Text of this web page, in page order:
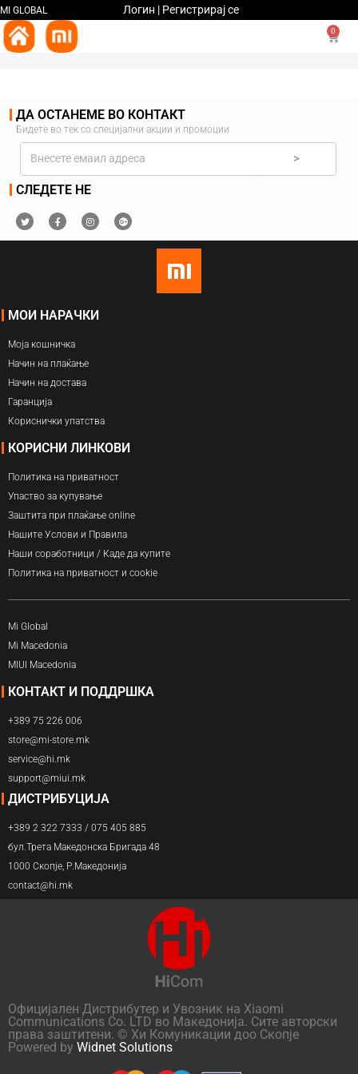
MI GLOBAL Логин | Регистрирај се
0
ДА ОСТАНЕМЕ ВО КОНТАКТ
Бидете во тек со специјални акции и промоции
>
СЛЕДЕТЕ НЕ
МОИ НАРАЧКИ
Моја кошничка
Начин на плаќање
Начин на достава
Гаранција
Кориснички упатства
КОРИСНИ ЛИНКОВИ
Политика на приватност
Упаство за купување
Заштита при плаќање online
Нашите Услови и Правила
Наши соработници / Каде да купите
Политика на приватност и cookie
Mi Global
Mi Macedonia
MIUI Macedonia
КОНТАКТ И ПОДДРШКА
+389 75 226 006
store@mi-store.mk
service@hi.mk
support@miui.mk
ДИСТРИБУЦИЈА
+389 2 322 7333 / 075 405 885
бул.Трета Македонска Бригада 48
1000 Скопје, Р.Македонија
contact@hi.mk
Официјален Дистрибутер и Увозник на Xiaomi
Communications Co. LTD во Македонија. Сите авторски
права заштитени. © Хи Комуникации доо Скопје
Powered by Widnet Solutions